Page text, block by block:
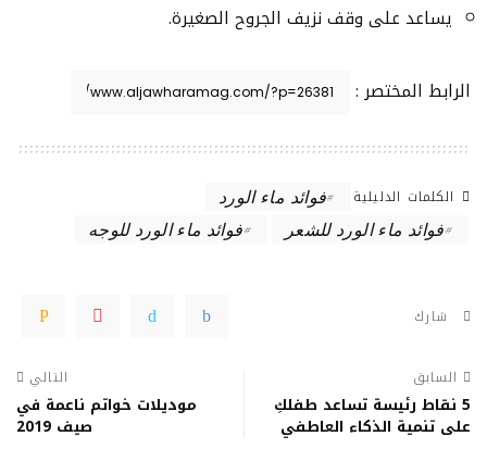
يساعد على وقف نزيف الجروح الصغيرة.
الرابط المختصر :
الكلمات الدليلية
فوائد ماء الورد
فوائد ماء الورد للشعر
فوائد ماء الورد للوجه
شارك
السابق
5 نقاط رئيسة تساعد طفلكِ
على تنمية الذكاء العاطفي
التالي
موديلات خواتم ناعمة في
صيف 2019